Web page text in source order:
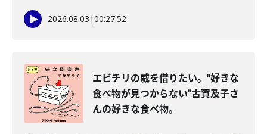
2026.08.03 |00:27:52
エビチリの威を借りたい。"好きな
食べ物が見つからない"古賀及子さ
んの好きな食べ物。